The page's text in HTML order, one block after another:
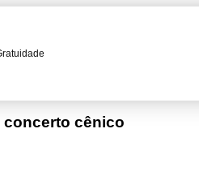
concerto cênico